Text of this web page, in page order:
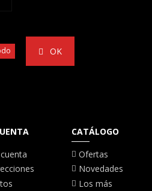
OK
CATÁLOGO
Ofertas
Novedades
Los más